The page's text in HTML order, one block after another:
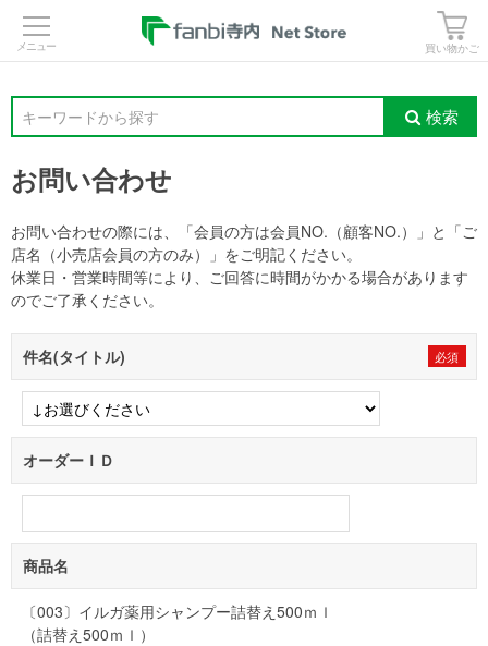
買い物かご
キーワードから探す 検索
お問い合わせ
お問い合わせの際には、「会員の方は会員NO.（顧客NO.）」と「ご
店名（小売店会員の方のみ）」をご明記ください。
休業日・営業時間等により、ご回答に時間がかかる場合があります
のでご了承ください。
件名(タイトル)
オーダーＩＤ
商品名
〔003〕イルガ薬用シャンプー詰替え500ｍｌ
（詰替え500ｍｌ）